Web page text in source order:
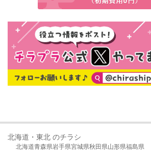
北海道・東北 のチラシ
北海道青森県岩手県宮城県秋田県山形県福島県